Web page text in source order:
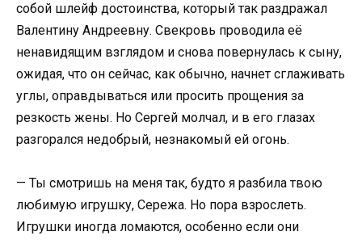
собой шлейф достоинства, который так раздражал
Валентину Андреевну. Свекровь проводила её
ненавидящим взглядом и снова повернулась к сыну,
ожидая, что он сейчас, как обычно, начнет сглаживать
углы, оправдываться или просить прощения за
резкость жены. Но Сергей молчал, и в его глазах
разгорался недобрый, незнакомый ей огонь.
— Ты смотришь на меня так, будто я разбила твою
любимую игрушку, Сережа. Но пора взрослеть.
Игрушки иногда ломаются, особенно если они